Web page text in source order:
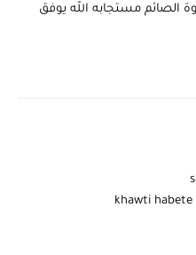
مستجابه الله يوفق
khawti habete